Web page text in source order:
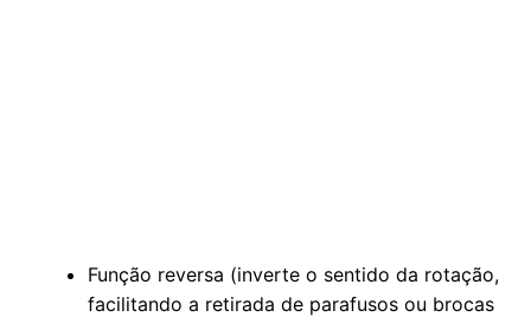
Função reversa (inverte o sentido da rotação,
facilitando a retirada de parafusos ou brocas